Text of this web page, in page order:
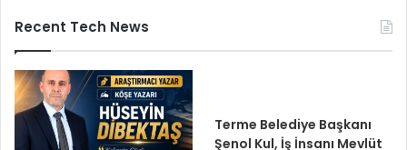
Recent Tech News
Terme Belediye Başkanı
Şenol Kul, İş İnsanı Mevlüt